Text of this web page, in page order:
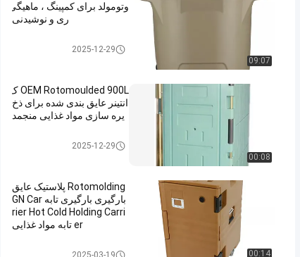
09:07
وتومولد برای کمپینگ ، ماهیگی
ری و نوشیدنی
محصولات Rotomoolded
2025-12-29
00:08
OEM Rotomoulded 900L ک
انتینر عایق بندی شده برای ذخ
یره سازی مواد غذایی منجمد
محصولات Rotomoolded
2025-12-29
00:14
Rotomolding پلاستیک عایق
بارگیری بارگیری تابه GN Car
rier Hot Cold Holding Carri
er تابه مواد غذایی
محصولات Rotomoolded
2025-03-19